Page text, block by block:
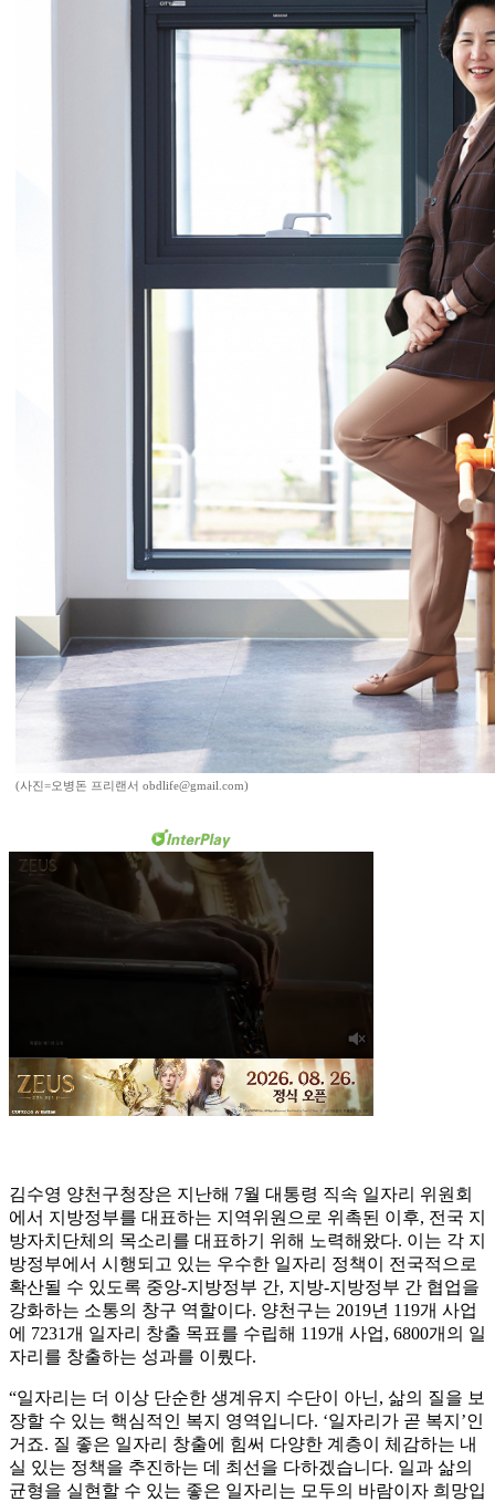
(사진=오병돈 프리랜서 obdlife@gmail.com)
김수영 양천구청장은 지난해 7월 대통령 직속 일자리 위원회
에서 지방정부를 대표하는 지역위원으로 위촉된 이후, 전국 지
방자치단체의 목소리를 대표하기 위해 노력해왔다. 이는 각 지
방정부에서 시행되고 있는 우수한 일자리 정책이 전국적으로
확산될 수 있도록 중앙-지방정부 간, 지방-지방정부 간 협업을
강화하는 소통의 창구 역할이다. 양천구는 2019년 119개 사업
에 7231개 일자리 창출 목표를 수립해 119개 사업, 6800개의 일
자리를 창출하는 성과를 이뤘다.
“일자리는 더 이상 단순한 생계유지 수단이 아닌, 삶의 질을 보
장할 수 있는 핵심적인 복지 영역입니다. ‘일자리가 곧 복지’인
거죠. 질 좋은 일자리 창출에 힘써 다양한 계층이 체감하는 내
실 있는 정책을 추진하는 데 최선을 다하겠습니다. 일과 삶의
균형을 실현할 수 있는 좋은 일자리는 모두의 바람이자 희망입